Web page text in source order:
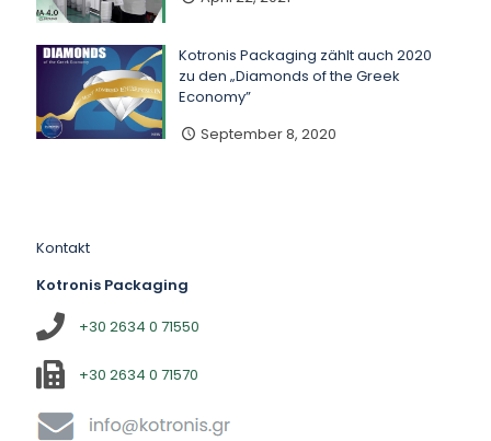
Kotronis Packaging zählt auch 2020
zu den „Diamonds of the Greek
Economy”
September 8, 2020
Kontakt
Kotronis Packaging
+30 2634 0 71550
+30 2634 0 71570